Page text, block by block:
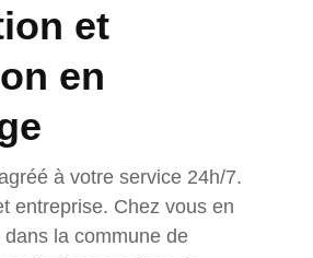
et
en
à votre service 24h/7.
entreprise. Chez vous en
la commune de